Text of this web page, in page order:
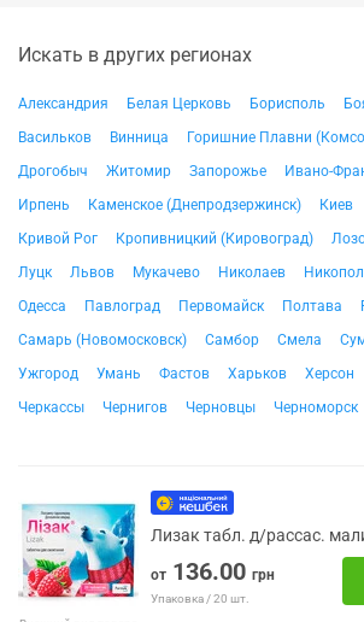
Искать в других регионах
Александрия Белая Церковь Борисполь
Васильков
Винница Горишние Плавни
Дрогобыч
Житомир Запорожье Ивано-
Ирпень
Каменское (Днепродзержинск) Киев
Кривой Рог
Кропивницкий (Кировоград)
Луцк
Львов Мукачево Николаев
Одесса
Павлоград Первомайск Полтава
Самарь (Новомосковск)
Самбор Смела
Ужгород
Умань Фастов Харьков Херсон
Черкассы
Чернигов Черновцы Черноморск
Лизак табл. д/рассас.
от 136.00 грн
Упаковка / 20 шт.